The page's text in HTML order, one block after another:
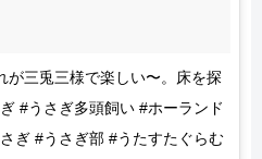
が三兎三様で楽しい〜。床を探
#うさぎ多頭飼い #ホーランド
ぎ #うさぎ部 #うたすたぐらむ